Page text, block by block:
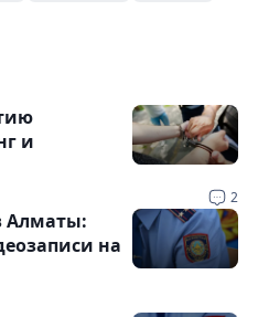
2
и
Алматы:
на